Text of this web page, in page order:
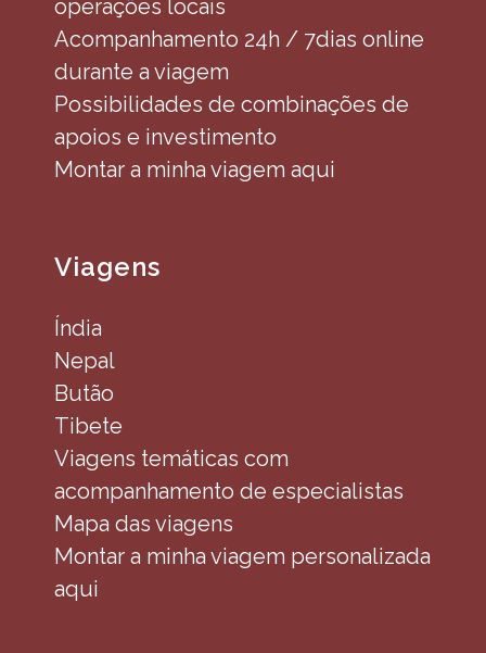
operações locais
Acompanhamento 24h / 7dias online
durante a viagem
Possibilidades de combinações de
apoios e investimento
Montar a minha viagem aqui
Viagens
Índia
Nepal
Butão
Tibete
Viagens temáticas com
acompanhamento de especialistas
Mapa das viagens
Montar a minha viagem personalizada
aqui